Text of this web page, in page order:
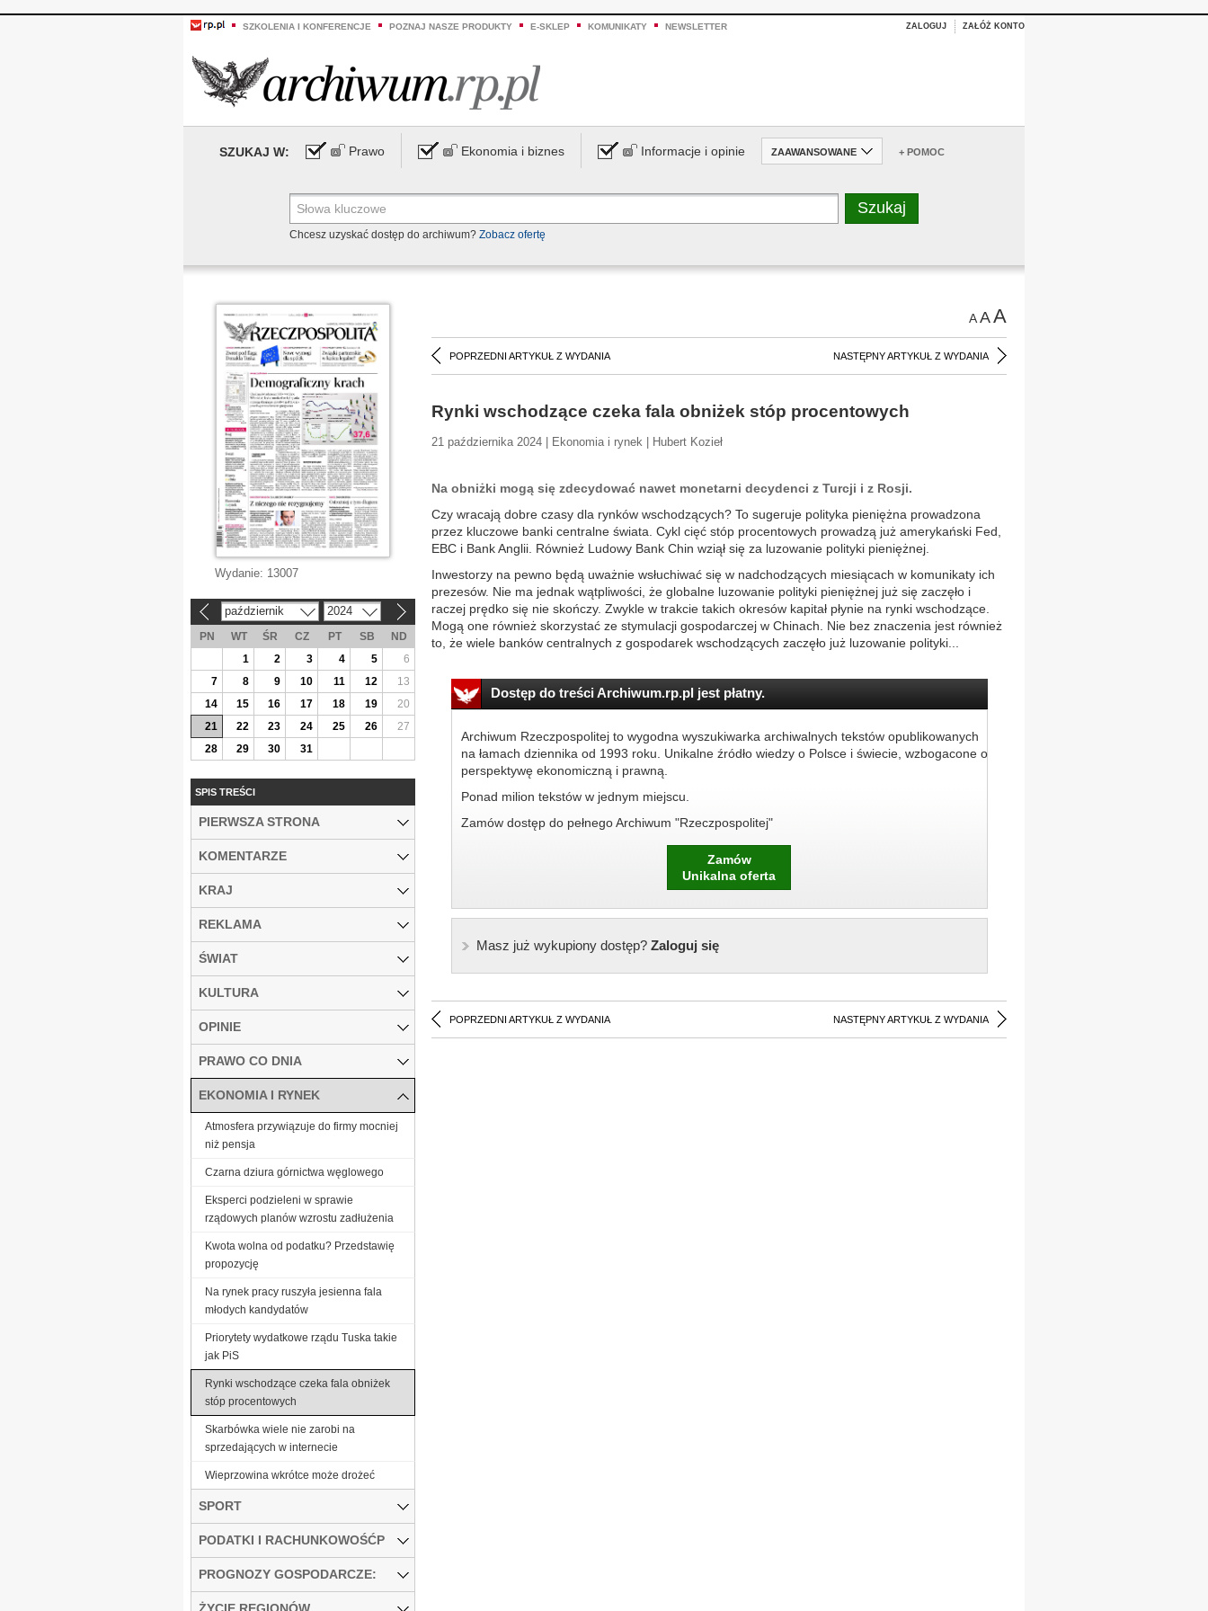
SZKOLENIA I KONFERENCJE POZNAJ NASZE PRODUKTY E-SKLEP KOMUNIKATY NEWSLETTER ZALOGUJ ZAŁÓŻ KONTO
SZUKAJ W: Prawo Ekonomia i biznes Informacje i opinie ZAAWANSOWANE + POMOC
Chcesz uzyskać dostęp do archiwum? Zobacz ofertę
AAA
POPRZEDNI ARTYKUŁ Z WYDANIA NASTĘPNY ARTYKUŁ Z WYDANIA
Rynki wschodzące czeka fala obniżek stóp procentowych
21 października 2024 | Ekonomia i rynek | Hubert Kozieł
Na obniżki mogą się zdecydować nawet monetarni decydenci z Turcji i z Rosji.
Czy wracają dobre czasy dla rynków wschodzących? To sugeruje polityka pieniężna prowadzona
przez kluczowe banki centralne świata. Cykl cięć stóp procentowych prowadzą już amerykański Fed,
EBC i Bank Anglii. Również Ludowy Bank Chin wziął się za luzowanie polityki pieniężnej.
Inwestorzy na pewno będą uważnie wsłuchiwać się w nadchodzących miesiącach w komunikaty ich
prezesów. Nie ma jednak wątpliwości, że globalne luzowanie polityki pieniężnej już się zaczęło i
raczej prędko się nie skończy. Zwykle w trakcie takich okresów kapitał płynie na rynki wschodzące.
Mogą one również skorzystać ze stymulacji gospodarczej w Chinach. Nie bez znaczenia jest również
to, że wiele banków centralnych z gospodarek wschodzących zaczęło już luzowanie polityki...
Dostęp do treści Archiwum.rp.pl jest płatny.
Archiwum Rzeczpospolitej to wygodna wyszukiwarka archiwalnych tekstów opublikowanych
na łamach dziennika od 1993 roku. Unikalne źródło wiedzy o Polsce i świecie, wzbogacone o
perspektywę ekonomiczną i prawną.
Ponad milion tekstów w jednym miejscu.
Zamów dostęp do pełnego Archiwum "Rzeczpospolitej"
Zamów
Unikalna oferta
Masz już wykupiony dostęp?Zaloguj się
POPRZEDNI ARTYKUŁ Z WYDANIA NASTĘPNY ARTYKUŁ Z WYDANIA
Wydanie: 13007
październik 2024
PN WT ŚR CZ PT SB
ND
1
2 3 4 5
6
7
8 9 10 11 12
13
14
15 16 17 18 19
20
21
22 23 24 25 26
27
28
29 30 31
SPIS TREŚCI
PIERWSZA STRONA
KOMENTARZE
KRAJ
REKLAMA
ŚWIAT
KULTURA
OPINIE
PRAWO CO DNIA
EKONOMIA I RYNEK
Atmosfera przywiązuje do firmy mocniej
niż pensja
Czarna dziura górnictwa węglowego
Eksperci podzieleni w sprawie
rządowych planów wzrostu zadłużenia
Kwota wolna od podatku? Przedstawię
propozycję
Na rynek pracy ruszyła jesienna fala
młodych kandydatów
Priorytety wydatkowe rządu Tuska takie
jak PiS
Rynki wschodzące czeka fala obniżek
stóp procentowych
Skarbówka wiele nie zarobi na
sprzedających w internecie
Wieprzowina wkrótce może drożeć
SPORT
PODATKI I RACHUNKOWOŚĆP
PROGNOZY GOSPODARCZE:
ŻYCIE REGIONÓW